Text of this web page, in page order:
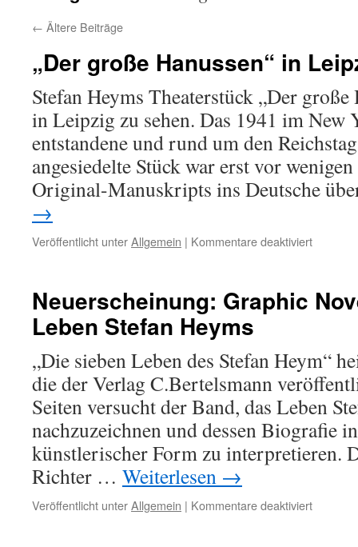
← Ältere Beiträge
„Der große Hanussen“ in
Stefan Heyms Theaterstück „Der große
in Leipzig zu sehen. Das 1941 im New
entstandene und rund um den
angesiedelte Stück war erst vor
Original-Manuskripts ins Deutsche
→
Veröffentlicht unterAllgemein | Kommentare deaktiviertfür
in
Neuerscheinung: Graphic
Leben Stefan Heyms
„Die sieben Leben des Stefan Heym“
die der Verlag C.Bertelsmann
Seiten versucht der Band, das Leben
nachzuzeichnen und dessen Biografie
künstlerischer Form zu interpretieren.
Richter … Weiterlesen →
Veröffentlicht unterAllgemein | Kommentare deaktiviertfür